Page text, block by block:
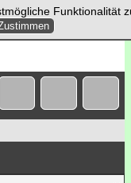
Funktionalität